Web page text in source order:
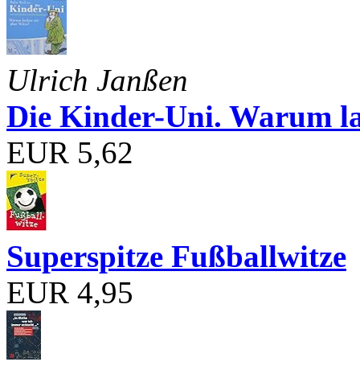
Ulrich Janßen
Die Kinder-Uni. Warum
EUR 5,62
Superspitze Fußballwitze
EUR 4,95